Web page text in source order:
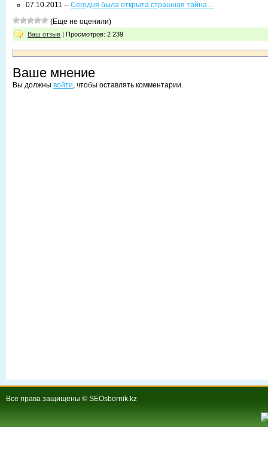
07.10.2011 -- Сегодня была открыта страшная тайна…
(Еще не оценили)
Ваш отзыв | Просмотров: 2 239
Ваше мнение
Вы должны войти, чтобы оставлять комментарии.
Все права защищены © SEOsbornik.kz